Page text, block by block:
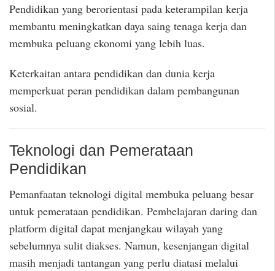
Pendidikan yang berorientasi pada keterampilan kerja
membantu meningkatkan daya saing tenaga kerja dan
membuka peluang ekonomi yang lebih luas.
Keterkaitan antara pendidikan dan dunia kerja
memperkuat peran pendidikan dalam pembangunan
sosial.
Teknologi dan Pemerataan
Pendidikan
Pemanfaatan teknologi digital membuka peluang besar
untuk pemerataan pendidikan. Pembelajaran daring dan
platform digital dapat menjangkau wilayah yang
sebelumnya sulit diakses. Namun, kesenjangan digital
masih menjadi tantangan yang perlu diatasi melalui